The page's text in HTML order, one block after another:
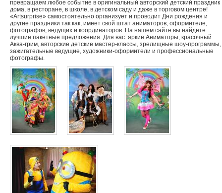
превращаем любое событие в оригинальный авторский детский праздник
дома, в ресторане, в школе, в детском саду и даже в торговом центре!
«Artsurprise» самостоятельно организует и проводит Дни рождения и
другие праздники так как, имеет свой штат аниматоров, оформителе,
фотографов, ведущих и координаторов. На нашем сайте вы найдете
лучшие пакетные предложения. Для вас: яркие Аниматоры, красочный
Аква-грим, авторские детские мастер-классы, зрелищные шоу-программы,
зажигательные ведущие, художники-оформители и профессиональные
фотографы.